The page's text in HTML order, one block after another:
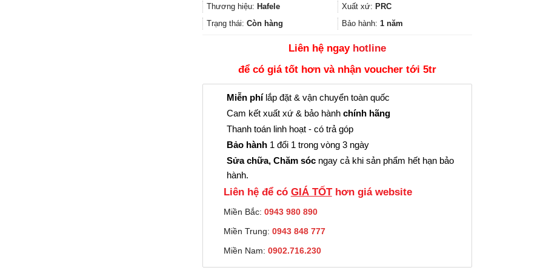
7.368.900₫.là:
5.526.000₫.
Thương hiệu: Hafele Xuất xứ: PRC
Trạng thái: Còn hàng Bảo hành: 1 năm
Liên hệ ngay hotline
để có giá tốt hơn và nhận voucher tới 5tr
Miễn phílắp đặt & vận chuyển toàn quốc
Cam kết xuất xứ & bảo hành chính hãng
Thanh toán linh hoạt - có trả góp
Bảo hành 1 đổi 1 trong vòng 3 ngày
Sửa chữa, Chăm sóc ngay cả khi sản phẩm hết hạn bảo
hành.
Liên hệ để có GIÁ TỐThơn giá website
Miền Bắc: 0943 980 890
Miền Trung: 0943 848 777
Miền Nam: 0902.716.230